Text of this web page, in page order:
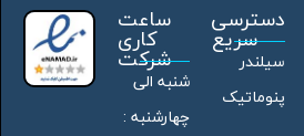
دسترسی
سریع
سیلندر
پنوماتیک
ساعت
کاری
شرکت
شنبه الی
چهارشنبه :